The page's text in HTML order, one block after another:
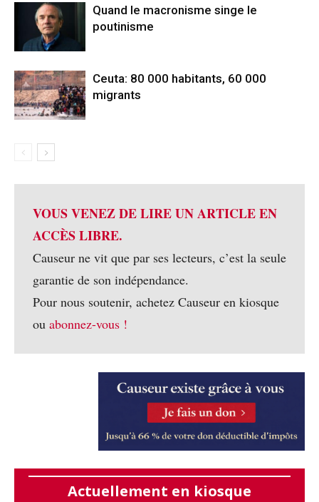
Quand le macronisme singe le
poutinisme
Ceuta: 80 000 habitants, 60 000
migrants
VOUS VENEZ DE LIRE UN ARTICLE EN
ACCÈS LIBRE.
Causeur ne vit que par ses lecteurs, c’est la seule
garantie de son indépendance.
Pour nous soutenir, achetez Causeur en kiosque
ou abonnez-vous !
Actuellement en kiosque